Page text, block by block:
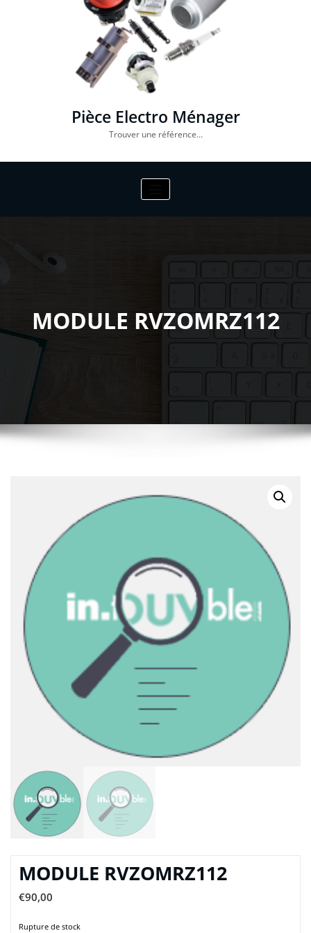
Pièce Electro Ménager
Trouver une référence…
MODULE RVZOMRZ112
MODULE RVZOMRZ112
€90,00
Rupture de stock